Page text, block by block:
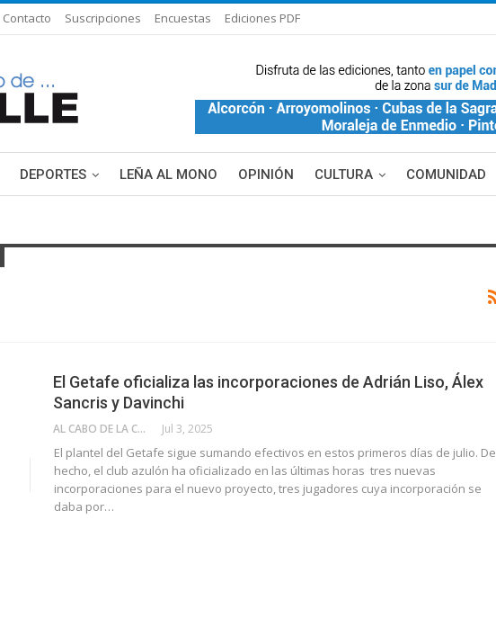
Contacto Suscripciones Encuestas Ediciones PDF
DEPORTES LEÑA AL MONO OPINIÓN CULTURA COMUNIDAD
El Getafe oficializa las incorporaciones de Adrián Liso, Álex
Sancris y Davinchi
AL CABO DE LA CALLE Jul 3, 2025
El plantel del Getafe sigue sumando efectivos en estos primeros días de julio. De
hecho, el club azulón ha oficializado en las últimas horas tres nuevas
incorporaciones para el nuevo proyecto, tres jugadores cuya incorporación se
daba por…